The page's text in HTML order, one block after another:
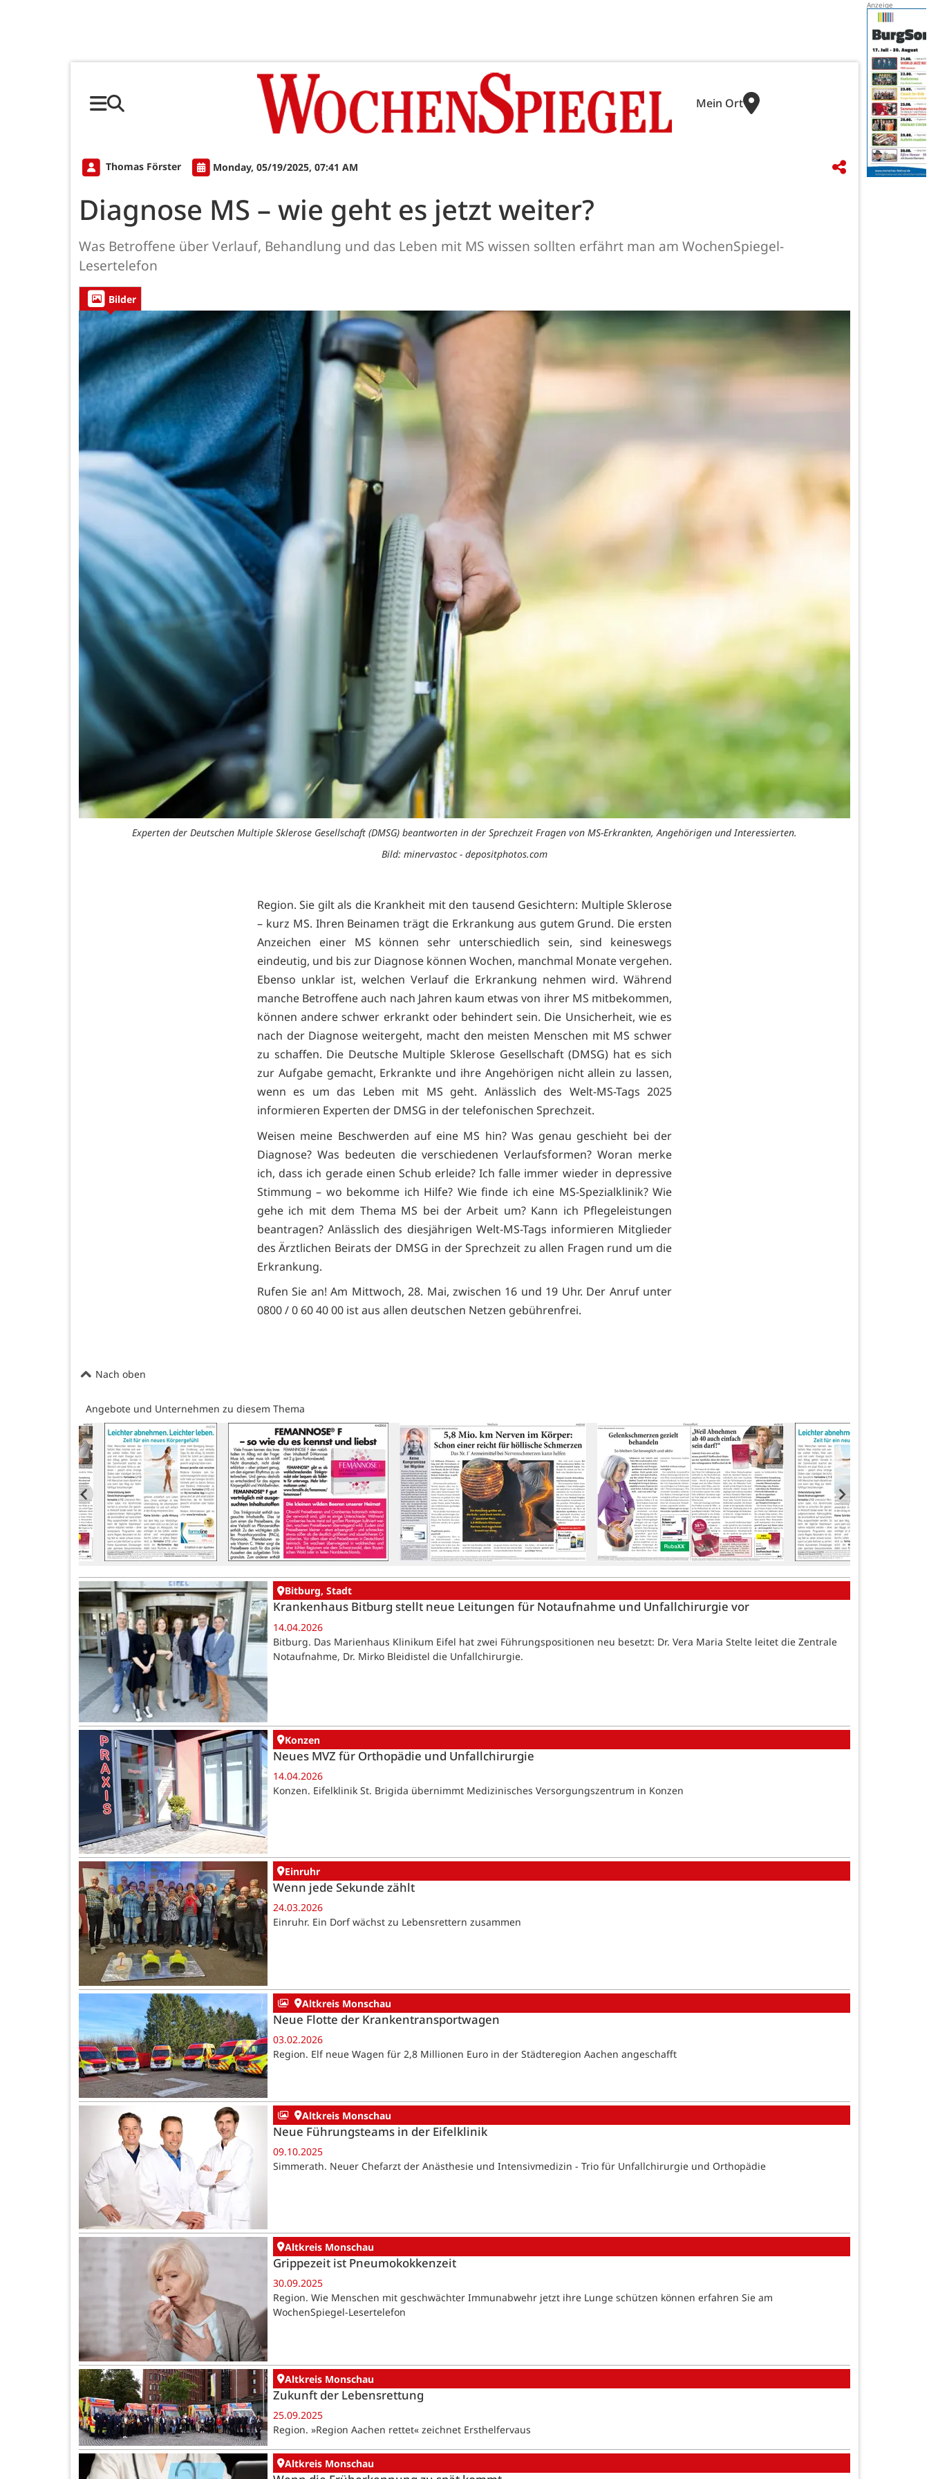
Mein Ort
Thomas Förster Monday, 05/19/2025, 07:41 AM
Diagnose MS – wie geht es jetzt weiter?
Was Betroffene über Verlauf, Behandlung und das Leben mit MS wissen sollten erfährt man am WochenSpiegel-
Lesertelefon
Bilder
Experten der Deutschen Multiple Sklerose Gesellschaft (DMSG) beantworten in der Sprechzeit Fragen von MS-Erkrankten, Angehörigen und Interessierten.
Bild: minervastoc - depositphotos.com
Region. Sie gilt als die Krankheit mit den tausend Gesichtern: Multiple Sklerose
– kurz MS. Ihren Beinamen trägt die Erkrankung aus gutem Grund. Die ersten
Anzeichen einer MS können sehr unterschiedlich sein, sind keineswegs
eindeutig, und bis zur Diagnose können Wochen, manchmal Monate vergehen.
Ebenso unklar ist, welchen Verlauf die Erkrankung nehmen wird. Während
manche Betroffene auch nach Jahren kaum etwas von ihrer MS mitbekommen,
können andere schwer erkrankt oder behindert sein. Die Unsicherheit, wie es
nach der Diagnose weitergeht, macht den meisten Menschen mit MS schwer
zu schaffen. Die Deutsche Multiple Sklerose Gesellschaft (DMSG) hat es sich
zur Aufgabe gemacht, Erkrankte und ihre Angehörigen nicht allein zu lassen,
wenn es um das Leben mit MS geht. Anlässlich des Welt-MS-Tags 2025
informieren Experten der DMSG in der telefonischen Sprechzeit.
Weisen meine Beschwerden auf eine MS hin? Was genau geschieht bei der
Diagnose? Was bedeuten die verschiedenen Verlaufsformen? Woran merke
ich, dass ich gerade einen Schub erleide? Ich falle immer wieder in depressive
Stimmung – wo bekomme ich Hilfe? Wie finde ich eine MS-Spezialklinik? Wie
gehe ich mit dem Thema MS bei der Arbeit um? Kann ich Pflegeleistungen
beantragen? Anlässlich des diesjährigen Welt-MS-Tags informieren Mitglieder
des Ärztlichen Beirats der DMSG in der Sprechzeit zu allen Fragen rund um die
Erkrankung.
Rufen Sie an! Am Mittwoch, 28. Mai, zwischen 16 und 19 Uhr. Der Anruf unter
0800 / 0 60 40 00 ist aus allen deutschen Netzen gebührenfrei.
Nach oben
Angebote und Unternehmen zu diesem Thema
Bitburg, Stadt
Krankenhaus Bitburg stellt neue Leitungen für Notaufnahme und Unfallchirurgie vor
14.04.2026
Bitburg. Das Marienhaus Klinikum Eifel hat zwei Führungspositionen neu besetzt: Dr. Vera Maria Stelte leitet die Zentrale
Notaufnahme, Dr. Mirko Bleidistel die Unfallchirurgie.
Konzen
Neues MVZ für Orthopädie und Unfallchirurgie
14.04.2026
Konzen. Eifelklinik St. Brigida übernimmt Medizinisches Versorgungszentrum in Konzen
Einruhr
Wenn jede Sekunde zählt
24.03.2026
Einruhr. Ein Dorf wächst zu Lebensrettern zusammen
Altkreis Monschau
Neue Flotte der Krankentransportwagen
03.02.2026
Region. Elf neue Wagen für 2,8 Millionen Euro in der Städteregion Aachen angeschafft
Altkreis Monschau
Neue Führungsteams in der Eifelklinik
09.10.2025
Simmerath. Neuer Chefarzt der Anästhesie und Intensivmedizin - Trio für Unfallchirurgie und Orthopädie
Altkreis Monschau
Grippezeit ist Pneumokokkenzeit
30.09.2025
Region. Wie Menschen mit geschwächter Immunabwehr jetzt ihre Lunge schützen können erfahren Sie am
WochenSpiegel-Lesertelefon
Altkreis Monschau
Zukunft der Lebensrettung
25.09.2025
Region. »Region Aachen rettet« zeichnet Ersthelfervaus
Altkreis Monschau